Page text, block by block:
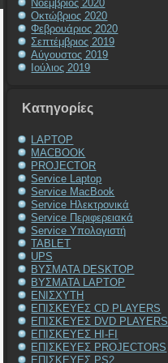
Νοέμβριος 2020
Οκτώβριος 2020
Φεβρουάριος 2020
Σεπτέμβριος 2019
Αύγουστος 2019
Ιούλιος 2019
Kατηγορίες
LAPTOP
MACBOOK
PROJECTOR
Service Laptop
Service MacBook
Service Ηλεκτρονικά
Service Περιφερειακά
Service Υπολογιστή
TABLET
UPS
ΒΥΣΜΑΤΑ DESKTOP
ΒΥΣΜΑΤΑ LAPTOP
ΕΝΙΣΧΥΤΗ
ΕΠΙΣΚΕΥΕΣ CD PLAYERS
ΕΠΙΣΚΕΥΕΣ DVD PLAYERS
ΕΠΙΣΚΕΥΕΣ HI-FI
ΕΠΙΣΚΕΥΕΣ PROJECTORS
ΕΠΙΣΚΕΥΕΣ PS2